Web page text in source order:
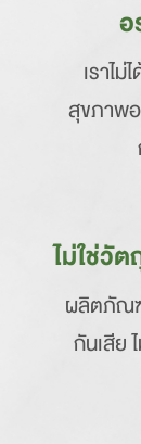
เราไ
สุขภาพ
ไม่ใช่วั
ผลิตภัณฑ์
กันเสีย
Description